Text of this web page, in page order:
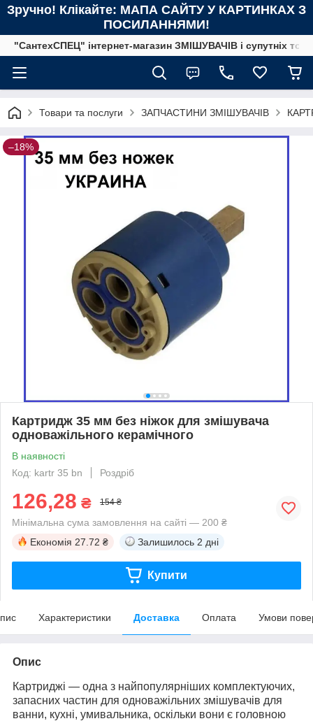
Зручно! Клікайте: МАПА САЙТУ У КАРТИНКАХ З
ПОСИЛАННЯМИ!
"СантехСПЕЦ" інтернет-магазин ЗМІШУВАЧІВ і супутніх
Товари та послуги ЗАПЧАСТИНИ ЗМІШУВАЧІВ
–18%
Картридж 35 мм без ніжок для змішувача
одноважільного керамічного
В наявності
Код: kartr 35 bn
Роздріб
126,28 ₴ 154 ₴
Мінімальна сума замовлення на сайті — 200 ₴
Економія 27.72 ₴ Залишилось 2 дні
Купити
Характеристики Доставка Оплата Умови
Опис
Картриджі — одна з найпопулярніших комплектуючих,
запасних частин для одноважільних змішувачів для
ванни, кухні, умивальника, оскільки вони є головною